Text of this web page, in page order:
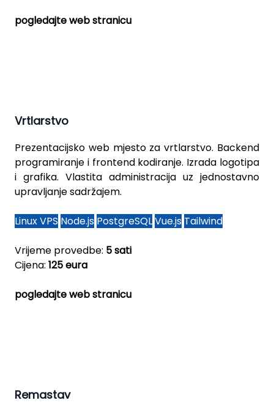
pogledajte web stranicu
Vrtlarstvo
Prezentacijsko web mjesto za vrtlarstvo. Backend
programiranje i frontend kodiranje. Izrada logotipa
i grafika. Vlastita administracija uz jednostavno
upravljanje sadržajem.
Linux VPS Node.js PostgreSQLVue.js Tailwind
Vrijeme provedbe: 5 sati
Cijena: 125 eura
pogledajte web stranicu
Remastav